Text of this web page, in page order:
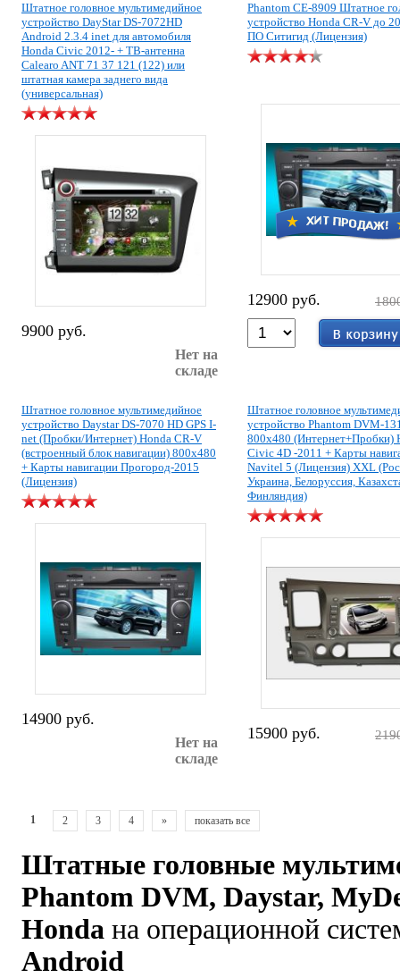
Штатное головное мультимедийное
устройство DayStar DS-7072HD
Android 2.3.4 inet для автомобиля
Honda Civic 2012- + ТВ-антенна
Calearo ANT 71 37 121 (122) или
штатная камера заднего вида
(универсальная)
9900 руб.
Нет на
складе
Phantom CE-8909 Штатное
устройство Honda CR-V до
ПО Ситигид (Лицензия)
12900 руб.
Штатное головное мультимедийное
устройство Daystar DS-7070 HD GPS I-
net (Пробки/Интернет) Honda CR-V
(встроенный блок навигации) 800х480
+ Карты навигации Прогород-2015
(Лицензия)
14900 руб.
Нет на
складе
Штатное головное
устройство Phantom DVM-
800x480 (Интернет+Пробки)
Civic 4D -2011 + Карты
Navitel 5 (Лицензия) XXL
Украина, Белоруссия,
Финляндия)
15900 руб.
1 2 3 4 » показать все
Штатные головные
Phantom DVM, Daystar,
Honda на операционной
Android